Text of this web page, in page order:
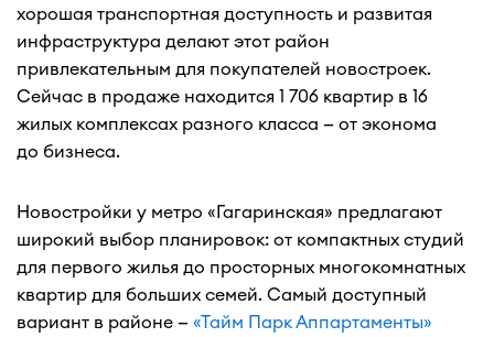
хорошая транспортная доступность и развитая
инфраструктура делают этот район
привлекательным для покупателей новостроек.
Сейчас в продаже находится 1 706 квартир в 16
жилых комплексах разного класса — от эконома
до бизнеса.
Новостройки у метро «Гагаринская» предлагают
широкий выбор планировок: от компактных студий
для первого жилья до просторных многокомнатных
квартир для больших семей. Самый доступный
вариант в районе — «Тайм Парк Аппартаменты»